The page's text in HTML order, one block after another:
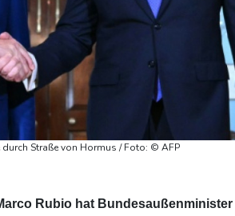
Straße von Hormus / Foto: © AFP
Rubio hat